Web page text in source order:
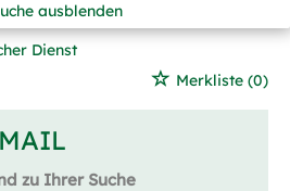
ausblenden
Dienst
Merkliste (0)
zu Ihrer Suche